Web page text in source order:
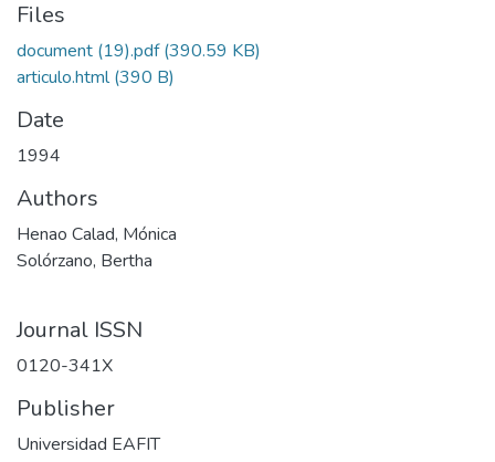
Files
document (19).pdf(390.59 KB)
articulo.html(390 B)
Date
1994
Authors
Henao Calad, Mónica
Solórzano, Bertha
Journal ISSN
0120-341X
Publisher
Universidad EAFIT